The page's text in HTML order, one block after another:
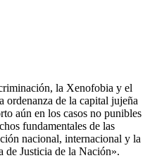
la Xenofobia y el
de la capital jujeña
aún en los casos no punibles
fundamentales de las
nacional, internacional y la
de Justicia de la Nación».